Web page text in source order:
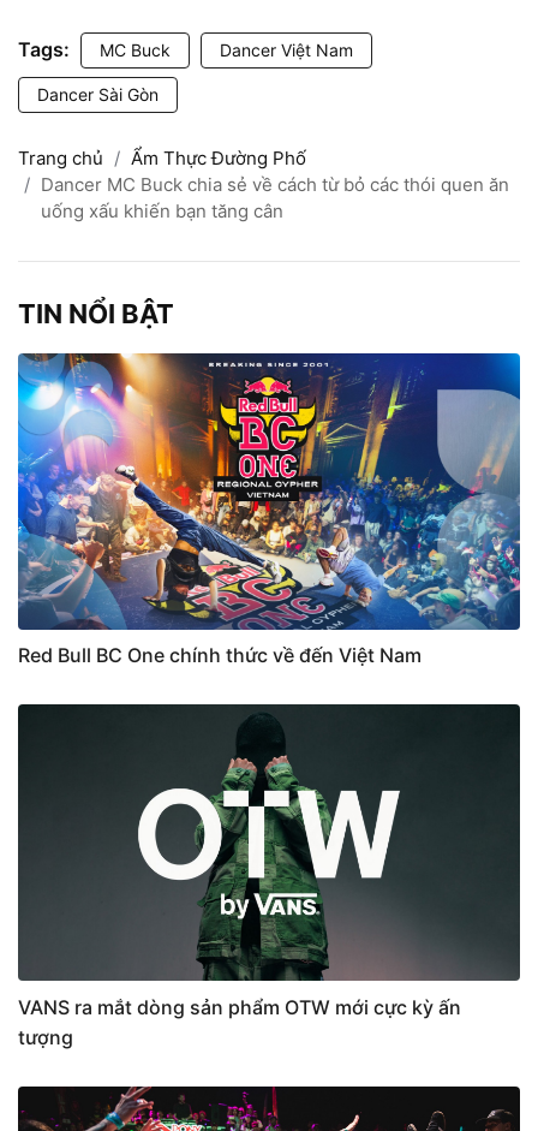
Tags: MC Buck Dancer Việt Nam
Dancer Sài Gòn
Trang chủ
Ẩm Thực Đường Phố
Dancer MC Buck chia sẻ về cách từ bỏ các thói quen ăn
uống xấu khiến bạn tăng cân
TIN NỔI BẬT
Red Bull BC One chính thức về đến Việt Nam
VANS ra mắt dòng sản phẩm OTW mới cực kỳ ấn
tượng